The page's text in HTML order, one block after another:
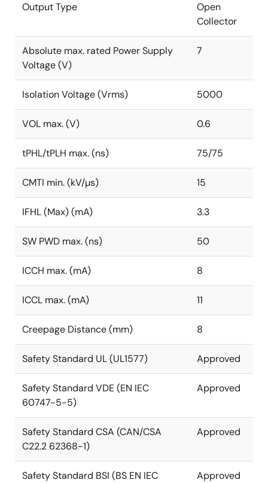
Output Type
Open
Collector
Absolute max. rated Power Supply
Voltage (V)
7
Isolation Voltage (Vrms) 5000
VOL max. (V) 0.6
tPHL/tPLH max. (ns) 75/75
CMTI min. (kV/µs) 15
IFHL (Max) (mA) 3.3
SW PWD max. (ns) 50
ICCH max. (mA) 8
ICCL max. (mA) 11
Creepage Distance (mm) 8
Safety Standard UL (UL1577) Approved
Safety Standard VDE (EN IEC
60747-5-5)
Approved
Safety Standard CSA (CAN/CSA
C22.2 62368-1)
Approved
Safety Standard BSI (BS EN IEC
Approved